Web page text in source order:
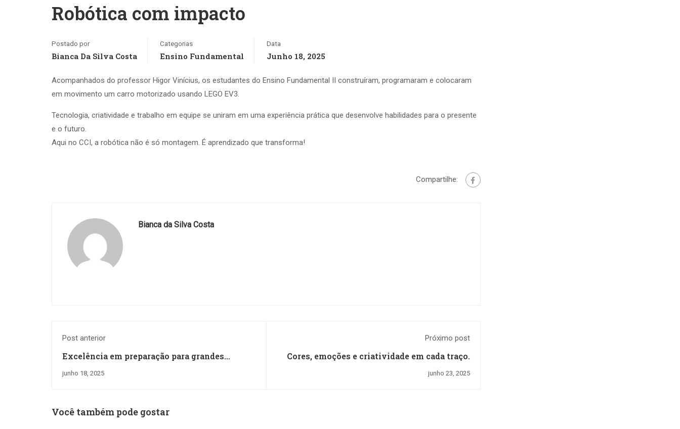
Robótica com impacto
Postado por
Bianca Da Silva Costa
Categorias
Ensino Fundamental
Data
Junho 18, 2025
Acompanhados do professor Higor Vinícius, os estudantes do Ensino Fundamental II construíram, programaram e colocaram
em movimento um carro motorizado usando LEGO EV3.
Tecnologia, criatividade e trabalho em equipe se uniram em uma experiência prática que desenvolve habilidades para o presente
e o futuro.
Aqui no CCI, a robótica não é só montagem. É aprendizado que transforma!
Compartilhe:
Bianca da Silva Costa
Post anterior
Excelência em preparação para grandes
desafios!
junho 18, 2025
Próximo post
Cores, emoções e criatividade em cada traço.
junho 23, 2025
Você também pode gostar